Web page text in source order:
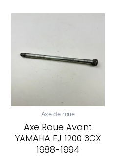
Axe de roue
Axe Roue Avant
YAMAHA FJ 1200 3CX
1988-1994